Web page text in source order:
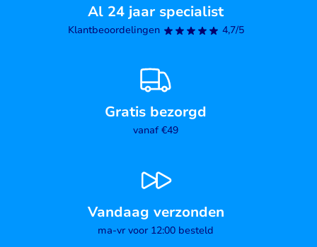
Al 24 jaar specialist
Klantbeoordelingen 4,7/5
Gratis bezorgd
vanaf €49
Vandaag verzonden
ma-vr voor 12:00 besteld